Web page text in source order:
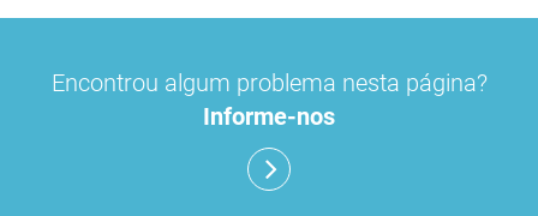
Encontrou algum problema nesta página?
Informe-nos